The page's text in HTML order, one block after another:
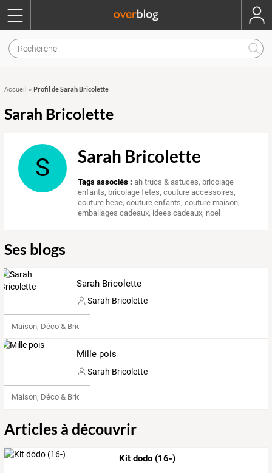
Accueil » Profil de Sarah Bricolette
Sarah Bricolette
S Sarah Bricolette
Tags associés : ah trucs & astuces, bricolage
enfants, bricolage fetes,couture accessoires,
couture bebe,couture enfants,couture maison,
emballages cadeaux, idees cadeaux, noel
Ses blogs
Sarah Bricolette
Sarah Bricolette
Maison, Déco & Bricolage
Mille pois
Sarah Bricolette
Maison, Déco & Bricolage
Articles à découvrir
Kit dodo (16-)